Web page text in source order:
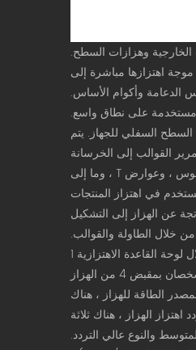
يتم إدخال رأس الاهتزاز 1 في الخرسانة ، وتنتقل موجة اهتزازها مباشرة إلى
الدعامة وأكوام الأساس.
على نطاق واسع.
السفلي للجهاز. يتم
القوالب إلى الخرسانة
بشكل غير مباشر. يستخدم هذا الهزاز في الغالب في بناء أعضاء الغلاف الرقيق ، وعوارض الألواح المجوفة ، وأضلاع القوس ، وعوارض T ، وما إلى
في اهتزاز المنتجات
عن الهزاز إلى التشكيل
خلال الطاولة والقوالب.
يتم وضع هزاز السطح مباشرة على السطح الخرساني ، وتنتقل موجة الاهتزاز الناتجة عن الهزاز إلى الخرسانة من خلال لوحة القاعدة الاهتزازية 1
المثبتة عليها. نظرًا لأن موجة الاهتزاز يتم إدخالها من سطح الخرسانة ، فإنها تسمى هزاز السطح. عند العمل ، يمسك شخصان بمقبض 4 من الهزاز
مناسبة لبناء الأرصفة الخرسانية وأسطح الجسور ذات السماكة الصغيرة. 2) وفقًا لمصدر الطاقة للهزاز ، هناك
الداخلي والنوع الهوائي ، والنوع الكهربائي هو الأكثر استخدامًا. 3) وفقًا لتردد اهتزاز الهزاز ، هناك ثلاثة
​​والنوع عالي التردد.